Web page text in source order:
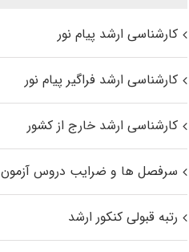
کارشناسی ارشد پیام نور
کارشناسی ارشد فراگیر پیام نور
کارشناسی ارشد خارج از کشور
سرفصل ها و ضرایب دروس آزمون
رتبه قبولی کنکور ارشد